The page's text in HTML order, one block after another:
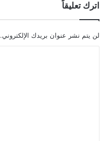
اترك تعليقاً
لن يتم نشر عنوان بريدك الإلكتروني.